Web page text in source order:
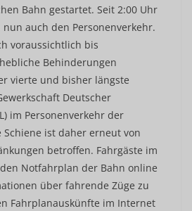
Bahn gestartet. Seit 2:00 Uhr
auch den Personenverkehr.
voraussichtlich bis
Behinderungen
vierte und bisher längste
Deutscher
im Personenverkehr der
Schiene ist daher erneut von
betroffen. Fahrgäste im
Notfahrplan der Bahn online
über fahrende Züge zu
Fahrplanauskünfte im Internet